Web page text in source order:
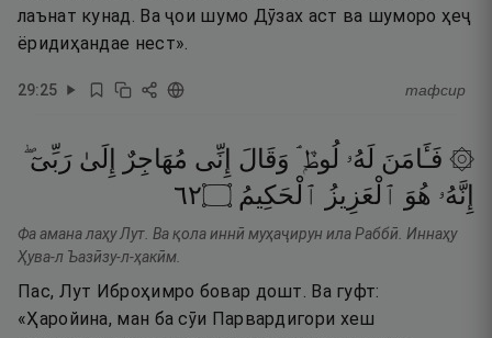
лаънат кунад. Ва ҷои шумо Дӯзах аст ва шуморо ҳеҷ
ёридиҳандае нест».
29:25 тафсир
۞ فَـَٔامَنَ لَهُۥ لُوطٌۭ ۘ وَقَالَ إِنِّى مُهَاجِرٌ إِلَىٰ رَبِّىٓ ۖ
إِنَّهُۥ هُوَ ٱلْعَزِيزُ ٱلْحَكِيمُ ۝٢٦
Фа амана лаҳу Лут. Ва қола иннӣ муҳаҷирун ила Раббӣ. Иннаҳу
Ҳува-л Ъазӣзу-л-ҳакӣм.
Пас, Лут Иброҳимро бовар дошт. Ва гуфт:
«Ҳаройина, ман ба сӯи Парвардигори хеш